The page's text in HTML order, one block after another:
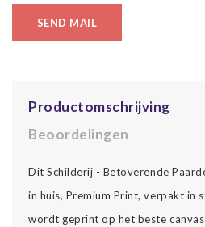
SEND MAIL
Productomschrijving
Beoordelingen
Dit Schilderij - Betoverende
in huis, Premium Print, verpakt in
wordt geprint op het beste